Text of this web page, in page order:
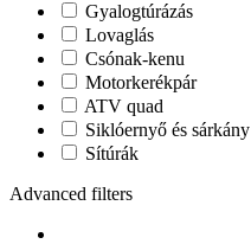
Gyalogtúrázás
Lovaglás
Csónak-kenu
Motorkerékpár
ATV quad
Siklóernyő és sárkány
Sítúrák
Advanced filters